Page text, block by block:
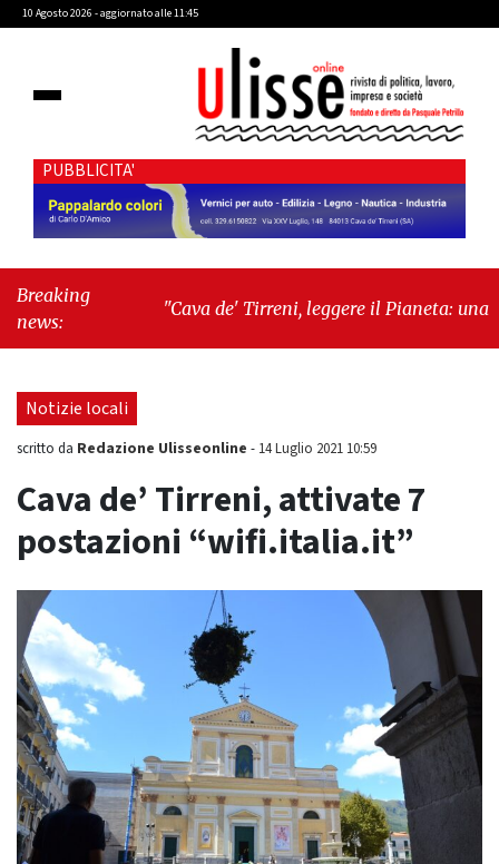
10 Agosto 2026 - aggiornato alle 11:45
PUBBLICITA'
Breaking
news:
"Cava de' Tirreni, leggere il Pianeta: una
accelera: cresce l’occupazione, cala la
disoccupazione"
Notizie locali
scritto da Redazione Ulisseonline - 14 Luglio 2021 10:59
Cava de’ Tirreni, attivate 7
postazioni “wifi.italia.it”